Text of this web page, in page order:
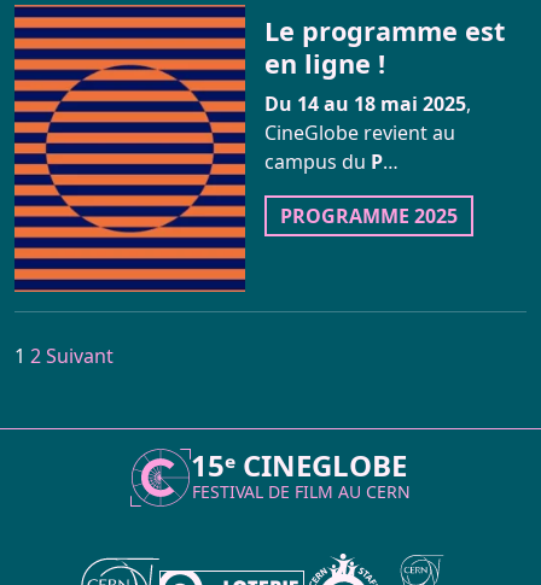
Le programme est
en ligne !
Du 14 au 18 mai 2025,
CineGlobe revient au
campus du P…
PROGRAMME 2025
Navigation
pages
1 2Suivant
15ᵉ CINEGLOBE
FESTIVAL DE FILM AUCERN